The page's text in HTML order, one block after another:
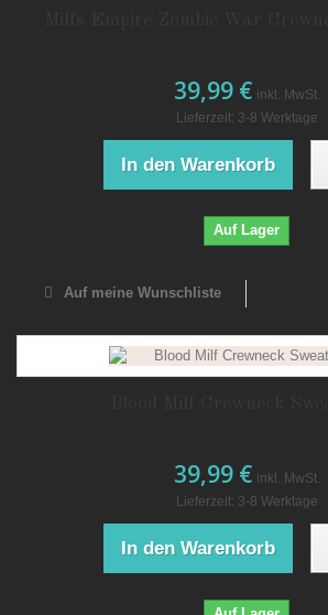
39,99 € inkl. MwSt.
Lieferzeit: 3-8 Werktage
In den Warenkorb
Auf Lager
Auf meine Wunschliste
39,99 € inkl. MwSt.
Lieferzeit: 3-8 Werktage
In den Warenkorb